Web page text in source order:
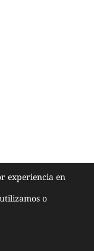
sites
experiencia en
o